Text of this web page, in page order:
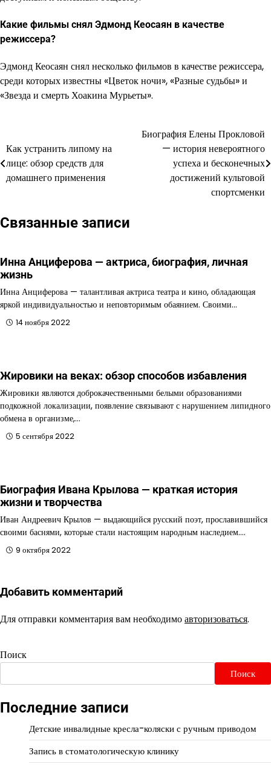
Какие фильмы снял Эдмонд Кеосаян в качестве
режиссера?
Эдмонд Кеосаян снял несколько фильмов в качестве режиссера,
среди которых известны «Цветок ночи», «Разные судьбы» и
«Звезда и смерть Хоакина Мурьеты».
по
записям
Как устранить липому на
лице: обзор средств для
домашнего применения
Биография Елены Прокловой
— история невероятного
успеха и бесконечных
достижений культовой
спортсменки
Связанные записи
Инна Анциферова — актриса, биография, личная
жизнь
Инна Анциферова — талантливая актриса театра и кино, обладающая
яркой индивидуальностью и неповторимым обаянием. Своими…
14 ноября 2022
Жировики на веках: обзор способов избавления
Жировики являются доброкачественными белыми образованиями
подкожной локализации, появление связывают с нарушением липидного
обмена в организме,…
5 сентября 2022
Биография Ивана Крылова — краткая история
жизни и творчества
Иван Андреевич Крылов — выдающийся русский поэт, прославившийся
своими баснями, которые стали настоящим народным наследием.…
9 октября 2022
Добавить комментарий
Для отправки комментария вам необходимоавторизоваться.
Поиск
Поиск
Последние записи
Детские инвалидные кресла-коляски с ручным приводом
Запись в стоматологическую клинику